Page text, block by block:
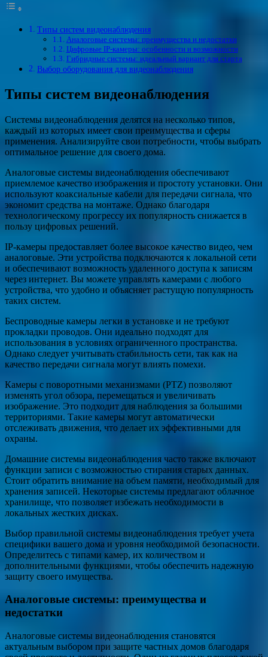
Типы систем видеонаблюдения
Аналоговые системы: преимущества и недостатки
Цифровые IP-камеры: особенности и возможности
Гибридные системы: идеальный вариант для старта
Выбор оборудования для видеонаблюдения
Типы систем видеонаблюдения
Системы видеонаблюдения делятся на несколько типов,
каждый из которых имеет свои преимущества и сферы
применения. Анализируйте свои потребности, чтобы выбрать
оптимальное решение для своего дома.
Аналоговые системы видеонаблюдения обеспечивают
приемлемое качество изображения и простоту установки. Они
используют коаксиальные кабели для передачи сигнала, что
экономит средства на монтаже. Однако благодаря
технологическому прогрессу их популярность снижается в
пользу цифровых решений.
IP-камеры предоставляет более высокое качество видео, чем
аналоговые. Эти устройства подключаются к локальной сети
и обеспечивают возможность удаленного доступа к записям
через интернет. Вы можете управлять камерами с любого
устройства, что удобно и объясняет растущую популярность
таких систем.
Беспроводные камеры легки в установке и не требуют
прокладки проводов. Они идеально подходят для
использования в условиях ограниченного пространства.
Однако следует учитывать стабильность сети, так как на
качество передачи сигнала могут влиять помехи.
Камеры с поворотными механизмами (PTZ) позволяют
изменять угол обзора, перемещаться и увеличивать
изображение. Это подходит для наблюдения за большими
территориями. Такие камеры могут автоматически
отслеживать движения, что делает их эффективными для
охраны.
Домашние системы видеонаблюдения часто также включают
функции записи с возможностью стирания старых данных.
Стоит обратить внимание на объем памяти, необходимый для
хранения записей. Некоторые системы предлагают облачное
хранилище, что позволяет избежать необходимости в
локальных жестких дисках.
Выбор правильной системы видеонаблюдения требует учета
специфики вашего дома и уровня необходимой безопасности.
Определитесь с типами камер, их количеством и
дополнительными функциями, чтобы обеспечить надежную
защиту своего имущества.
Аналоговые системы: преимущества и
недостатки
Аналоговые системы видеонаблюдения становятся
актуальным выбором при защите частных домов благодаря